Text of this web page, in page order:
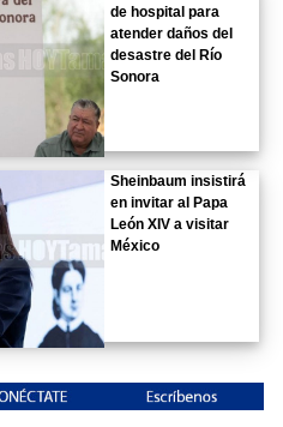
de hospital para
atender daños del
desastre del Río
Sonora
Sheinbaum insistirá
en invitar al Papa
León XIV a visitar
México